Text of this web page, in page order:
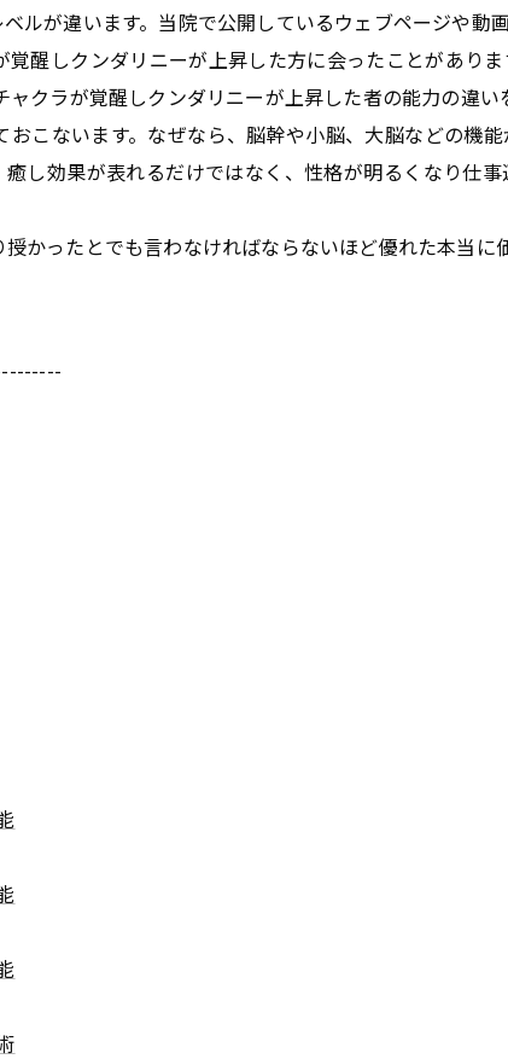
ルが違います。当院で公開しているウェブページや動
醒しクンダリニーが上昇した方に会ったことがあり
クラが覚醒しクンダリニーが上昇した者の能力の違い
こないます。なぜなら、脳幹や小脳、大脳などの機
し効果が表れるだけではなく、性格が明るくなり仕
かったとでも言わなければならないほど優れた本当に